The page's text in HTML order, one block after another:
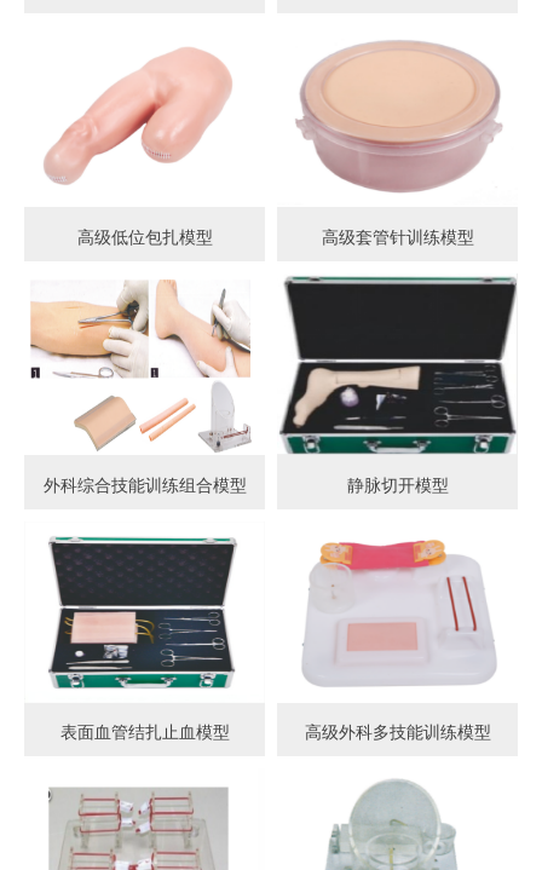
高级低位包扎模型 高级套管针训练模型
外科综合技能训练组合模型 静脉切开模型
表面血管结扎止血模型 高级外科多技能训练模型